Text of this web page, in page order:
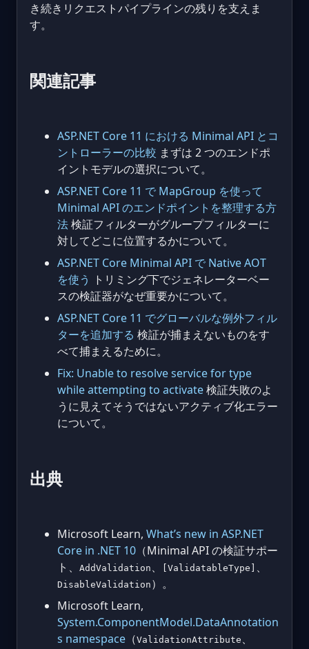
き続きリクエストパイプラインの残りを支えま
す。
関連記事
ASP.NET Core 11 における Minimal API とコ
ントローラーの比較 まずは 2 つのエンドポ
イントモデルの選択について。
ASP.NET Core 11 で MapGroup を使って
Minimal API のエンドポイントを整理する方
法検証フィルターがグループフィルターに
対してどこに位置するかについて。
ASP.NET Core Minimal API で Native AOT
を使う
トリミング下でジェネレーターベー
スの検証器がなぜ重要かについて。
ASP.NET Core 11 でグローバルな例外フィル
ターを追加する 検証が捕まえないものをす
べて捕まえるために。
Fix: Unable to resolve service for type
while attempting to activate検証失敗のよ
うに見えてそうではないアクティブ化エラー
について。
出典
Microsoft Learn, What’s new in ASP.NET
Core in .NET 10 （Minimal API の検証サポー
ト、
AddValidation 、 [ValidatableType] 、
DisableValidation ）。
Microsoft Learn,
System.ComponentModel.DataAnnotation
s namespace （ValidationAttribute 、